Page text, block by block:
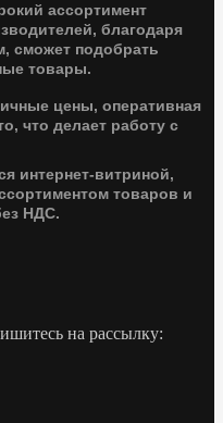
ассортимент
благодаря
сможет подобрать
товары.
цены, оперативная
что делает работу с
интернет-витриной,
товаров и
НДС.
на рассылку: